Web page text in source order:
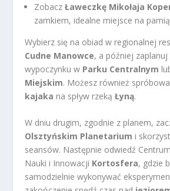
ZobaczŁaweczkę Mikołaja
zamkiem, idealne miejsce na
Wybierz się na obiad w regionalnej
Cudne Manowce, a później
wypoczynku w Parku Centralnym
Miejskim. Możesz również
kajaka na spływ rzekąŁyną.
W dniu drugim, zgodnie z planem,
Olsztyńskim Planetarium i
seansów. Następnie odwiedź
Nauki i Innowacji Kortosfera, gdzie
samodzielnie wykonywać